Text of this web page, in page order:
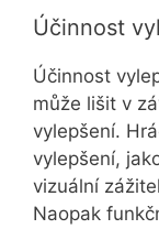
Účinnost
Účinnost
může lišit v
vylepšení.
vylepšení,
vizuální
Naopak